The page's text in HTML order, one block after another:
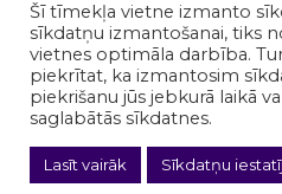
Šī tīmekļa vietne izmanto
sīkdatņu izmantošanai, tiks
vietnes optimāla darbība.
piekrītat, ka izmantosim
piekrišanu jūs jebkurā laikā
saglabātās sīkdatnes.
Lasīt vairāk Sīkdatņu